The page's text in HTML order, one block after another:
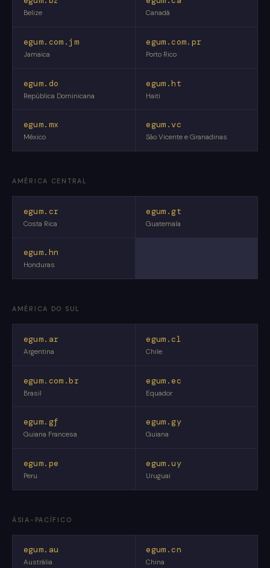
Belize Canadá
egum.com.jm
Jamaica
egum.com.pr
Porto Rico
egum.do
República Dominicana
egum.ht
Haiti
egum.mx
México
egum.vc
São Vicente e Granadinas
AMÉRICA CENTRAL
egum.cr
Costa Rica
egum.gt
Guatemala
egum.hn
Honduras
AMÉRICA DO SUL
egum.ar
Argentina
egum.cl
Chile
egum.com.br
Brasil
egum.ec
Equador
egum.gf
Guiana Francesa
egum.gy
Guiana
egum.pe
Peru
egum.uy
Uruguai
ÁSIA-PACÍFICO
egum.au
Austrália
egum.cn
China